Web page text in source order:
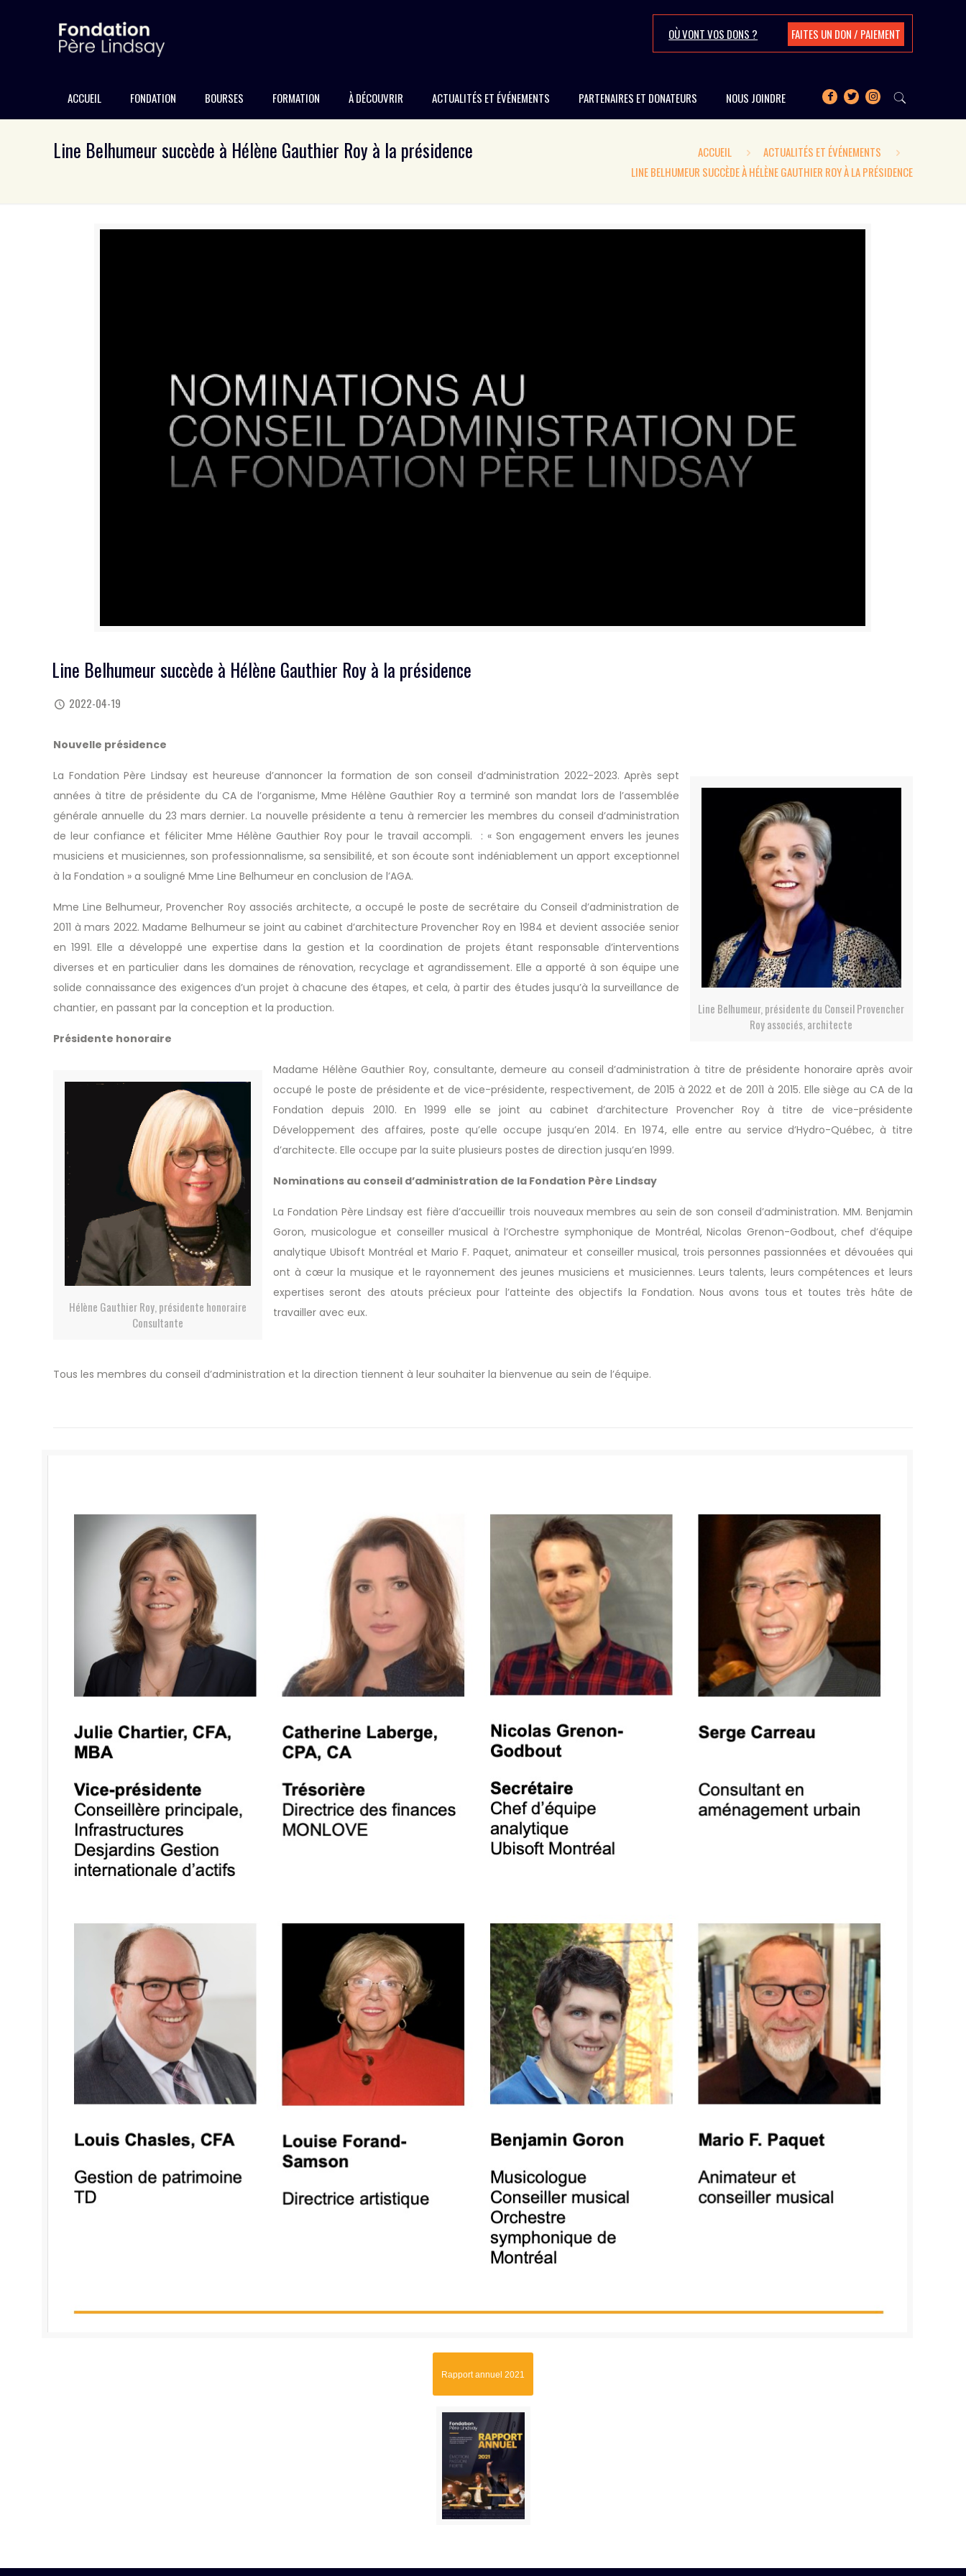
ACCUEIL FONDATION BOURSES FORMATION À DÉCOUVRIR ACTUALITÉS ET ÉVÉNEMENTS PARTENAIRES ET DONATEURS NOUS JOINDRE
OÙ VONT VOS DONS ? FAITES UN DON / PAIEMENT
Line Belhumeur succède à Hélène Gauthier Roy à la présidence ACCUEIL
ACTUALITÉS ET ÉVÉNEMENTS
LINE BELHUMEUR SUCCÈDE À HÉLÈNE GAUTHIER ROY À LA PRÉSIDENCE
Line Belhumeur succède à Hélène Gauthier Roy à la présidence
2022-04-19
Nouvelle présidence
Line Belhumeur, présidente du Conseil Provencher
Roy associés, architecte
La Fondation Père Lindsay est heureuse d’annoncer la formation de son conseil d’administration 2022-2023. Après sept
années à titre de présidente du CA de l’organisme,Mme Hélène Gauthier Roy a terminé son mandat lors de l’assemblée
générale annuelle du 23 mars dernier. La nouvelle présidentea tenu à remercier les membres du conseil d’administration
de leur confiance et féliciter Mme Hélène Gauthier Roy pour le travail accompli. : « Son engagement envers les jeunes
musiciens et musiciennes, son professionnalisme, sa sensibilité, et son écoute sont indéniablement un apport exceptionnel
à la Fondation » a souligné Mme Line Belhumeur en conclusion de l’AGA.
Mme Line Belhumeur, Provencher Roy associés architecte, a occupé le poste de secrétaire du Conseil d’administration de
2011 à mars 2022. Madame Belhumeur se joint au cabinet d’architecture Provencher Roy en 1984 et devient associée senior
en 1991. Elle a développé une expertise dans la gestion et la coordination de projets étant responsable d’interventions
diverses et en particulier dans les domaines de rénovation, recyclage et agrandissement. Elle a apporté à son équipe une
solide connaissance des exigences d’un projet à chacune des étapes, et cela, à partir des études jusqu’à la surveillance de
chantier, en passant par la conception et la production.
Présidente honoraire
Hélène Gauthier Roy, présidente honoraire
Consultante
Madame Hélène Gauthier Roy, consultante, demeure au conseil d’administration à titre de présidente honoraire après avoir
occupé le poste de présidente et de vice-présidente, respectivement, de 2015 à 2022 et de 2011 à 2015. Elle siège au CA de la
Fondation depuis 2010. En 1999 elle se joint au cabinet d’architecture Provencher Roy à titre de vice-présidente
Développement des affaires, poste qu’elle occupe jusqu’en 2014. En 1974, elle entre au service d’Hydro-Québec, à titre
d’architecte. Elle occupe par la suite plusieurs postes de direction jusqu’en 1999.
Nominations au conseil d’administration de la Fondation Père Lindsay
La Fondation Père Lindsay est fière d’accueillir trois nouveaux membres au sein de son conseil d’administration. MM. Benjamin
Goron, musicologue et conseiller musical à l’Orchestre symphonique de Montréal, Nicolas Grenon-Godbout, chef d’équipe
analytique Ubisoft Montréal et Mario F. Paquet, animateur et conseiller musical, trois personnes passionnées et dévouées qui
ont à cœur la musique et le rayonnement des jeunes musiciens et musiciennes. Leurs talents, leurs compétences et leurs
expertises seront des atouts précieux pour l’atteinte des objectifs la Fondation. Nous avons tous et toutes très hâte de
travailler avec eux.
Tous les membres du conseil d’administration et la direction tiennent à leur souhaiter la bienvenue au sein de l’équipe.
Rapport annuel 2021